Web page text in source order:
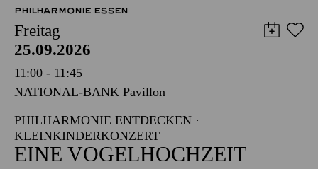
PHILHARMONIE ESSEN
Freitag
25.09.2026
11:00 - 11:45
NATIONAL-BANK Pavillon
PHILHARMONIE ENTDECKEN ·
KLEINKINDERKONZERT
EINE VOGELHOCHZEIT